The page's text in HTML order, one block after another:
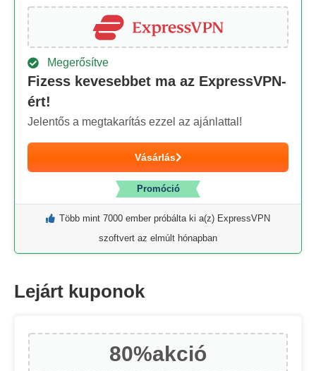
Megerősítve
Fizess kevesebbet ma az ExpressVPN-
ért!
Jelentős a megtakarítás ezzel az ajánlattal!
Vásárlás
Promóció
Több mint 7000 ember próbálta ki a(z) ExpressVPN
szoftvert az elmúlt hónapban
Lejárt kuponok
80%akció